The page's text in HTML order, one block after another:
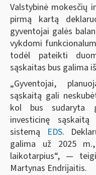
Valstybinė mokesčių
pirmą kartą
gyventojai galės
vykdomi
todėl pateikti
sąskaitas bus galima
„Gyventojai,
sąskaitą gali
kol bus sudaryta
investicinę
sistemą EDS.
galima už 2025
laikotarpius“, —
Martynas Endrijaitis.